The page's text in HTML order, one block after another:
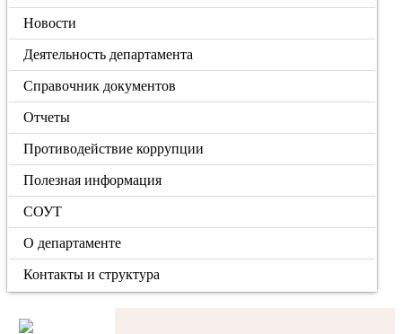
Новости
Деятельность департамента
Справочник документов
Отчеты
Противодействие коррупции
Полезная информация
СОУТ
О департаменте
Контакты и структура